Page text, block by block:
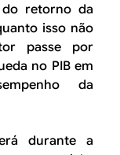
retorno da
isso não
passe por
no PIB em
da
durante a